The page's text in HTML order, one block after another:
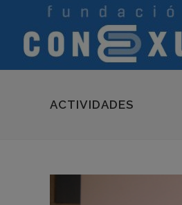
ACTIVIDADES